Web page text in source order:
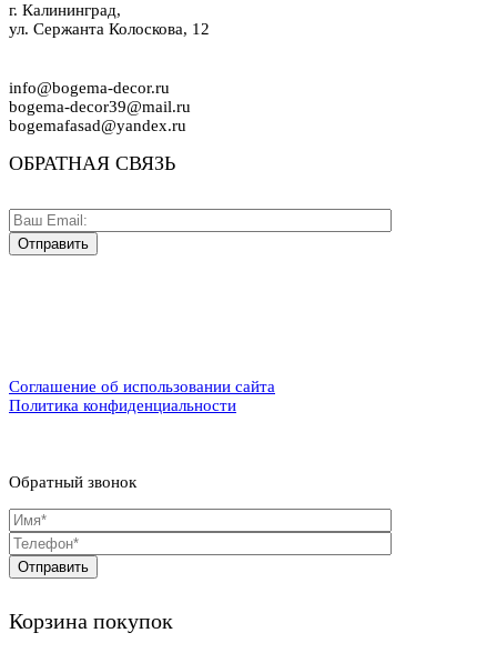
г. Калининград,
ул. Сержанта Колоскова, 12
info@bogema-decor.ru
bogema-decor39@mail.ru
bogemafasad@yandex.ru
ОБРАТНАЯ СВЯЗЬ
Соглашение об использовании сайта
Политика конфиденциальности
Обратный звонок
Корзина покупок